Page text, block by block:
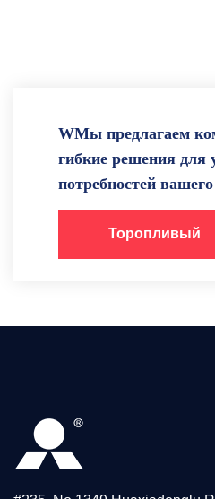
WМы предлагаем
гибкие решения для
потребностей
Торопливый